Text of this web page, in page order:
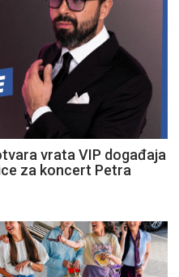
vrata VIP događaja
za koncert Petra